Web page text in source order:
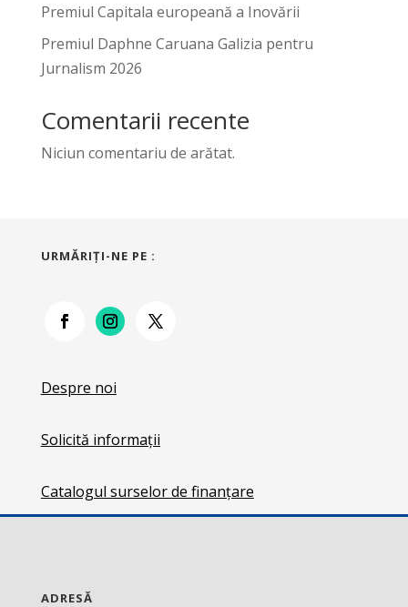
Premiul Capitala europeană a Inovării
Premiul Daphne Caruana Galizia pentru
Jurnalism 2026
Comentarii recente
Niciun comentariu de arătat.
URMĂRIŢI-NE PE :
Despre noi
Solicită informații
Catalogul surselor de finanțare
ADRESĂ